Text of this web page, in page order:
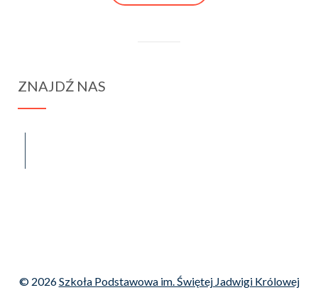
ZNAJDŹ NAS
© 2026Szkoła Podstawowa im. Świętej Jadwigi Królowej